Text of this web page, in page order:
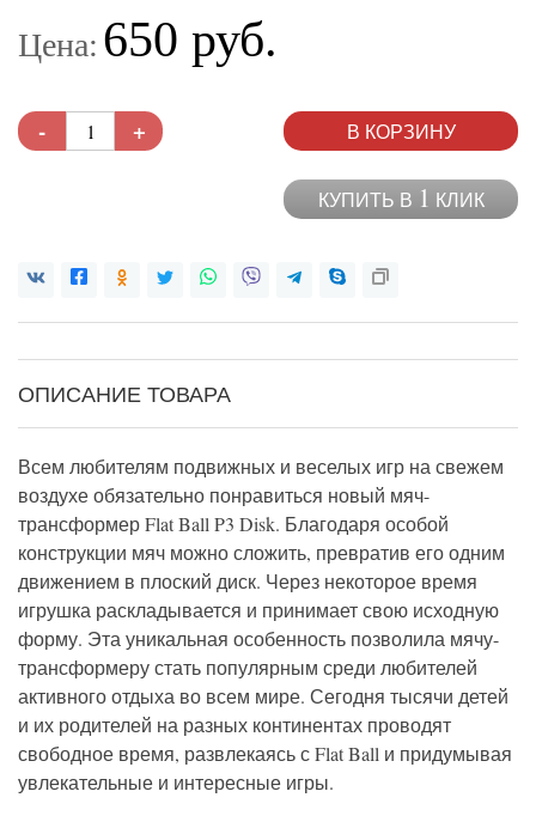
Цена: 650 руб.
- + В КОРЗИНУ
КУПИТЬ В 1 КЛИК
ОПИСАНИЕ ТОВАРА
Всем любителям подвижных и веселых игр на свежем
воздухе обязательно понравиться новый мяч-
трансформер Flat Ball P3 Disk. Благодаря особой
конструкции мяч можно сложить, превратив его одним
движением в плоский диск. Через некоторое время
игрушка раскладывается и принимает свою исходную
форму. Эта уникальная особенность позволила мячу-
трансформеру стать популярным среди любителей
активного отдыха во всем мире. Сегодня тысячи детей
и их родителей на разных континентах проводят
свободное время, развлекаясь с Flat Ball и придумывая
увлекательные и интересные игры.